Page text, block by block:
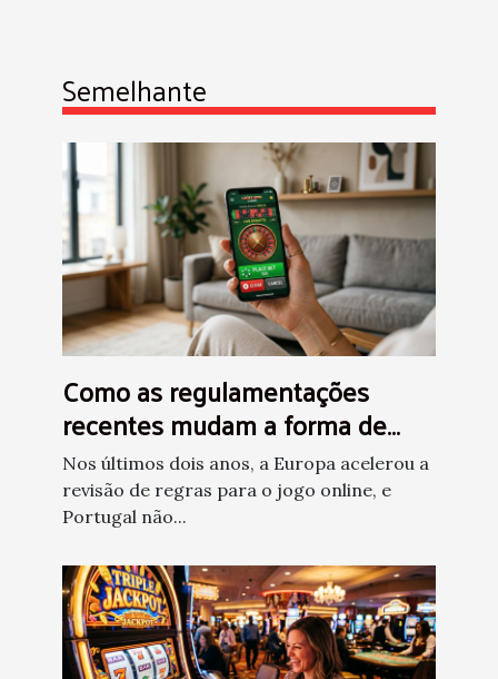
Semelhante
Como as regulamentações
recentes mudam a forma de
apostar em cassinos online?
Nos últimos dois anos, a Europa acelerou a
revisão de regras para o jogo online, e
Portugal não...